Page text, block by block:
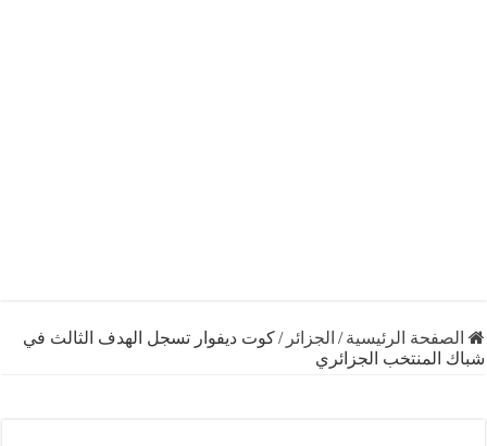
الرئيسية /الجزائر/كوت ديفوار تسجل الهدف الثالث في
الجزائري